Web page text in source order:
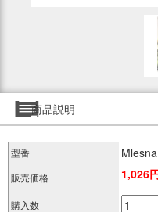
商品説明
型番
販売価格 1,026
購入数